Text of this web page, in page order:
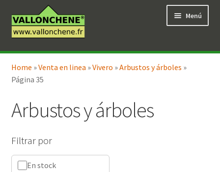
a
la
al
contenido
Menú
Tienda en línea
Home »Venta en linea »Vivero »Arbustos y árboles »
Página 35
Arbustos y árboles
Filtrar por
En stock